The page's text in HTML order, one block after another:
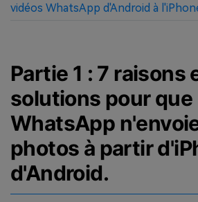
vidéos WhatsApp d'Android à
Partie 1 : 7 raisons
solutions pour que
WhatsApp
photos à partir
d'Android.